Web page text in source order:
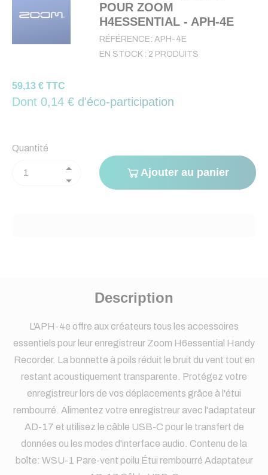
POUR ZOOM
H4ESSENTIAL - APH-4E
RÉFÉRENCE: APH-4E
EN STOCK : 2 PRODUITS
59,13 € TTC
Dont 0,14 € d'éco-participation
Quantité
Ajouter au panier
Description
L'APH-4e offre aux créateurs tous les accessoires
essentiels pour leur enregistreur Zoom H6essential Handy
Recorder. La bonnette à poils réduit le bruit du vent tout en
restant acoustiquement transparente. Protégez votre
enregistreur lors de vos déplacements grâce à l'étui
rembourré. Alimentez votre enregistreur avec l'adaptateur
AD-17 et utilisez le câble USB-C pour le transfert de
données ou les modes d'interface audio. Contenu de la
boîte: WSU-1 Pare-vent poilu Étui rembourré Adaptateur